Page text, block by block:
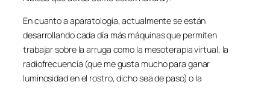
En cuanto a aparatología, actualmente se están
desarrollando cada día más máquinas que permiten
trabajar sobre la arruga como la mesoterapia virtual, la
radiofrecuencia (que me gusta mucho para ganar
luminosidad en el rostro, dicho sea de paso) o la